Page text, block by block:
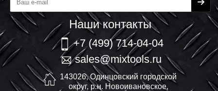
Наши контакты
+7 (499) 714-04-04
sales@mixtools.ru
143026, Одинцовский городской
округ, р.н. Новоивановское,